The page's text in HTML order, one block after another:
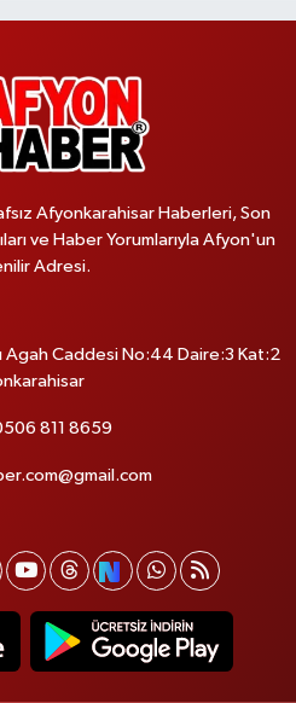
Afyonkarahisar Haberleri, Son
ve Haber Yorumlarıyla Afyon'un
Adresi.
Agah Caddesi No:44 Daire:3 Kat:2
811 8659